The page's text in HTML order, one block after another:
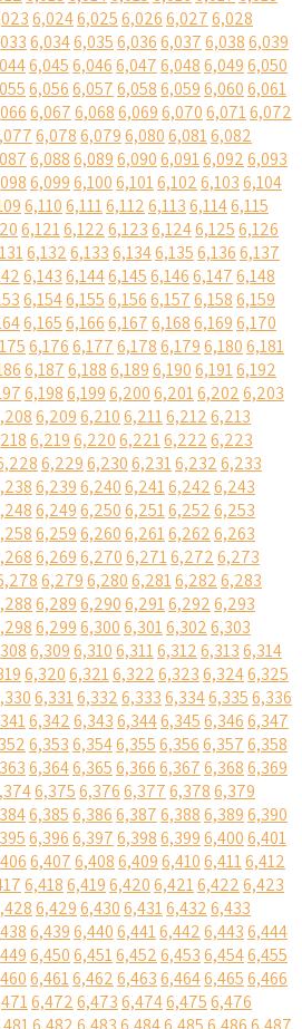
6,0246,0256,0266,0276,028
6,0346,0356,0366,0376,0386,039
6,0456,0466,0476,0486,0496,050
6,0566,0576,0586,0596,0606,061
6,0676,0686,0696,0706,0716,072
6,0786,0796,0806,0816,082
6,0886,0896,0906,0916,0926,093
6,0996,1006,1016,1026,1036,104
6,1106,1116,1126,1136,1146,115
6,1216,1226,1236,1246,1256,126
6,1326,1336,1346,1356,1366,137
6,1436,1446,1456,1466,1476,148
6,1546,1556,1566,1576,1586,159
6,1656,1666,1676,1686,1696,170
6,1766,1776,1786,1796,1806,181
6,1876,1886,1896,1906,1916,192
6,1986,1996,2006,2016,2026,203
6,2096,2106,2116,2126,213
6,2196,2206,2216,2226,223
6,2296,2306,2316,2326,233
6,2396,2406,2416,2426,243
6,2496,2506,2516,2526,253
6,2596,2606,2616,2626,263
6,2696,2706,2716,2726,273
6,2796,2806,2816,2826,283
6,2896,2906,2916,2926,293
6,2996,3006,3016,3026,303
6,3096,3106,3116,3126,3136,314
6,3206,3216,3226,3236,3246,325
6,3316,3326,3336,3346,3356,336
6,3426,3436,3446,3456,3466,347
6,3536,3546,3556,3566,3576,358
6,3646,3656,3666,3676,3686,369
6,3756,3766,3776,3786,379
6,3856,3866,3876,3886,3896,390
6,3966,3976,3986,3996,4006,401
6,4076,4086,4096,4106,4116,412
6,4186,4196,4206,4216,4226,423
6,4296,4306,4316,4326,433
6,4396,4406,4416,4426,4436,444
6,4506,4516,4526,4536,4546,455
6,4616,4626,4636,4646,4656,466
6,4726,4736,4746,4756,476